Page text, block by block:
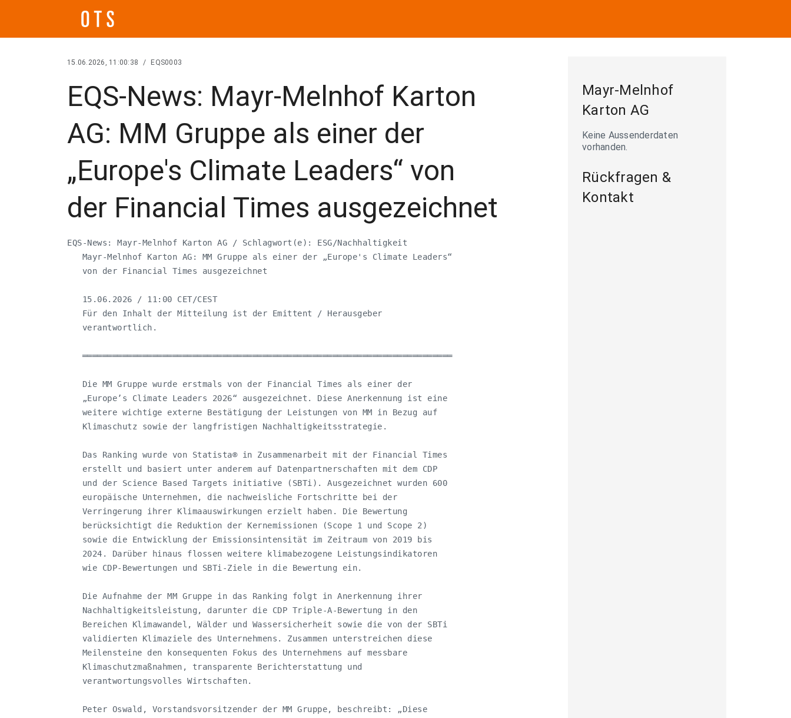
15.06.2026, 11:00:38 / EQS0003
EQS-News: Mayr-Melnhof Karton
AG: MM Gruppe als einer der
„Europe's Climate Leaders“ von
der Financial Times ausgezeichnet
EQS-News: Mayr-Melnhof Karton AG / Schlagwort(e): ESG/Nachhaltigkeit
   Mayr-Melnhof Karton AG: MM Gruppe als einer der „Europe's Climate Leaders“
   von der Financial Times ausgezeichnet
   15.06.2026 / 11:00 CET/CEST
   Für den Inhalt der Mitteilung ist der Emittent / Herausgeber
   verantwortlich.
   ══════════════════════════════════════════════════════════════════════════
   Die MM Gruppe wurde erstmals von der Financial Times als einer der
   „Europe’s Climate Leaders 2026“ ausgezeichnet. Diese Anerkennung ist eine
   weitere wichtige externe Bestätigung der Leistungen von MM in Bezug auf
   Klimaschutz sowie der langfristigen Nachhaltigkeitsstrategie.
   Das Ranking wurde von Statista® in Zusammenarbeit mit der Financial Times
   erstellt und basiert unter anderem auf Datenpartnerschaften mit dem CDP
   und der Science Based Targets initiative (SBTi). Ausgezeichnet wurden 600
   europäische Unternehmen, die nachweisliche Fortschritte bei der
   Verringerung ihrer Klimaauswirkungen erzielt haben. Die Bewertung
   berücksichtigt die Reduktion der Kernemissionen (Scope 1 und Scope 2)
   sowie die Entwicklung der Emissionsintensität im Zeitraum von 2019 bis
   2024. Darüber hinaus flossen weitere klimabezogene Leistungsindikatoren
   wie CDP-Bewertungen und SBTi-Ziele in die Bewertung ein.
   Die Aufnahme der MM Gruppe in das Ranking folgt in Anerkennung ihrer
   Nachhaltigkeitsleistung, darunter die CDP Triple-A-Bewertung in den
   Bereichen Klimawandel, Wälder und Wassersicherheit sowie die von der SBTi
   validierten Klimaziele des Unternehmens. Zusammen unterstreichen diese
   Meilensteine den konsequenten Fokus des Unternehmens auf messbare
   Klimaschutzmaßnahmen, transparente Berichterstattung und
   verantwortungsvolles Wirtschaften.
   Peter Oswald, Vorstandsvorsitzender der MM Gruppe, beschreibt: „Diese
Mayr-Melnhof
Karton AG
Keine Aussenderdaten
vorhanden.
Rückfragen &
Kontakt